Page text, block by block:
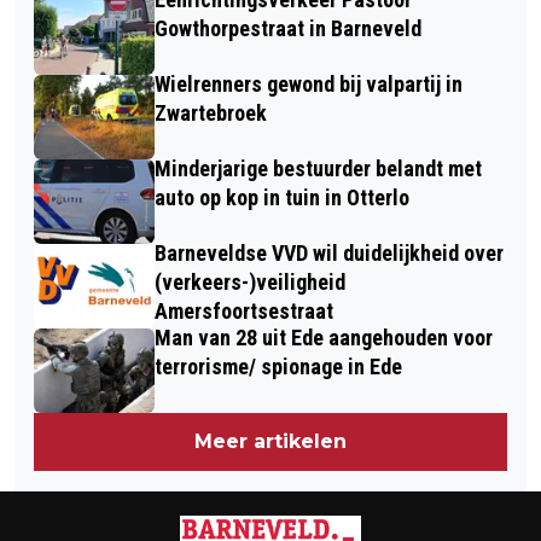
DE AFVALINZAMELING AFGEROND
Gowthorpestraat in Barneveld
Wielrenners gewond bij valpartij in
Zwartebroek
Minderjarige bestuurder belandt met
auto op kop in tuin in Otterlo
Barneveldse VVD wil duidelijkheid over
(verkeers-)veiligheid
Amersfoortsestraat
Man van 28 uit Ede aangehouden voor
terrorisme/ spionage in Ede
Meer artikelen